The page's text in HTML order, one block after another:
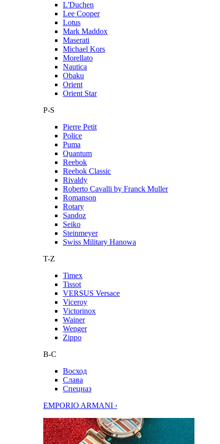
L'Duchen
Lee Cooper
Lotus
Mark Maddox
Maserati
Michael Kors
Morellato
Nautica
Obaku
Orient
Orient Star
P-S
Pierre Petit
Police
Puma
Quantum
Reebok
Reebok Classic
Rivaldy
Roberto Cavalli by Franck Muller
Romanson
Rotary
Sandoz
Seiko
Steinmeyer
Swiss Military Hanowa
T-Z
Timex
Tissot
VERSUS Versace
Viceroy
Victorinox
Wainer
Wenger
Zippo
В-С
Восход
Слава
Спецназ
EMPORIO ARMANI ›